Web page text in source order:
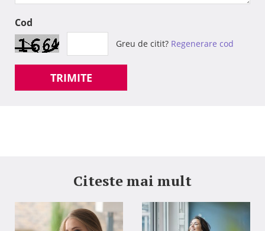
Cod
Greu de citit? Regenerare cod
TRIMITE
Citeste mai mult